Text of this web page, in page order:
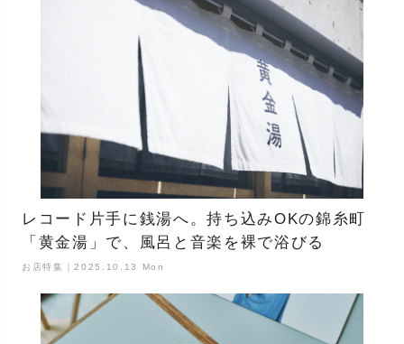
レコード片手に銭湯へ。持ち込みOKの錦糸町
「黄金湯」で、風呂と音楽を裸で浴びる
お店特集｜2025.10.13 Mon